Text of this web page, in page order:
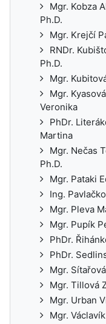
Mgr. Kobza
Ph.D.
Mgr. Krejčí
RNDr.
Ph.D.
Mgr.
Mgr. Kyasová
Veronika
PhDr.
Martina
Mgr. Nečas
Ph.D.
Mgr. Pataki
Ing.
Mgr. Pleva
Mgr. Pupík
PhDr.
PhDr.
Mgr.
Mgr. Tillová
Mgr. Urban
Mgr. Václavík